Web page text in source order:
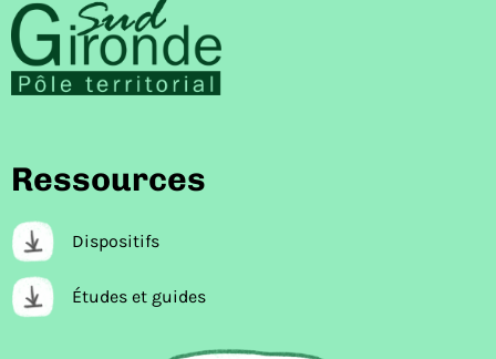
Ressources
Dispositifs
Études et guides